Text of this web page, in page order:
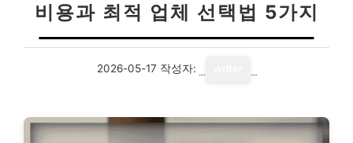
비용과 최적 업체 선택법 5가지
2026-05-17 작성자: